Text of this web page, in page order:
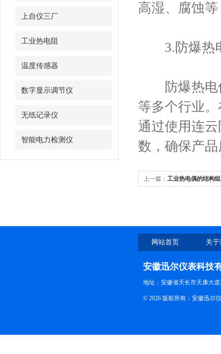
上自仪三厂
工业热电阻
温度传感器
数字显示调节仪
无纸记录仪
智能电力检测仪
高湿、腐蚀
3.防爆热
防爆热电偶
等多个行业
通过使用连
数，确保产
上一篇： 工业热电偶的结构
网站首页 关
安徽迅尔仪表科技
地址：安徽省天长市天康大道
© 2026 版权所有：安徽迅尔